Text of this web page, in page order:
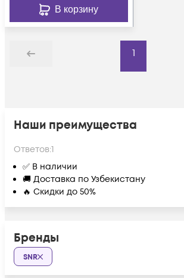
В корзину
Назад
1
Наши преимущества
Ответов:1
✅ В наличии
🚚 Доставка по Узбекистану
🔥 Скидки до 50%
Бренды
SNR